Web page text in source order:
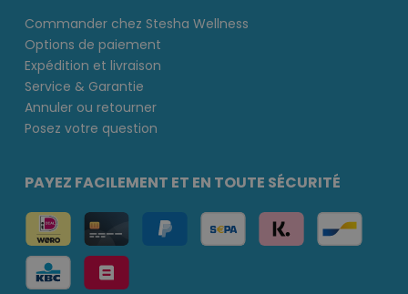
Commander chez Stesha Wellness
Options de paiement
Expédition et livraison
Service & Garantie
Annuler ou retourner
Posez votre question
PAYEZ FACILEMENT ET EN TOUTE SÉCURITÉ